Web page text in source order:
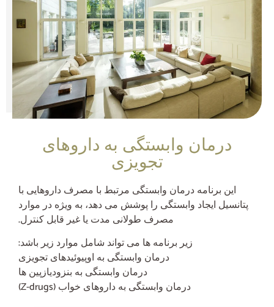
درمان وابستگی به داروهای
تجویزی
این برنامه درمان وابستگی مرتبط با مصرف داروهایی با
پتانسیل ایجاد وابستگی را پوشش می دهد، به ویژه در موارد
مصرف طولانی مدت یا غیر قابل کنترل.
زیر برنامه ها می تواند شامل موارد زیر باشد:
درمان وابستگی به اوپیوئیدهای تجویزی
درمان وابستگی به بنزودیازپین ها
درمان وابستگی به داروهای خواب (Z-drugs)